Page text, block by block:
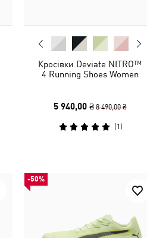
Кросівки Deviate NITRO™
4 Running Shoes Women
5 940,00 ₴ 8 490,00 ₴
(1 )
-50%